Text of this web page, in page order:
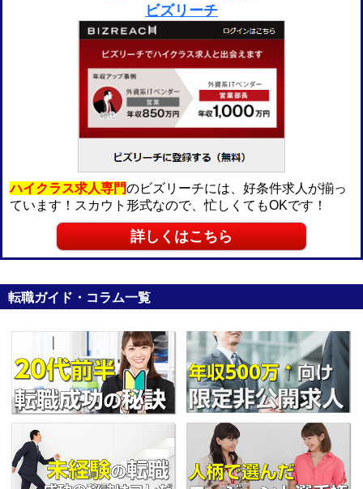
ビズリーチ
ハイクラス求人専門のビズリーチには、好条件求人が揃っ
ています！スカウト形式なので、忙しくてもOKです！
詳しくはこちら
転職ガイド・コラム一覧